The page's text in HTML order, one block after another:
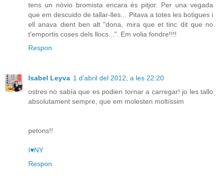
tens un nòvio bromista encara és pitjor. Per una vegada
que em descuido de tallar-lles... Pitava a totes les botigues i
ell anava dient ben alt "dona, mira que et tinc dit que no
t'emportis coses dels llocs...". Em volia fondre!!!!
Respon
Isabel Leyva 1 d’abril del 2012, a les 22:20
ostres no sabía que es podien tornar a carregar! jo les tallo
absolutament sempre, que em molesten moltíssim
petons!!
I♥NY
Respon